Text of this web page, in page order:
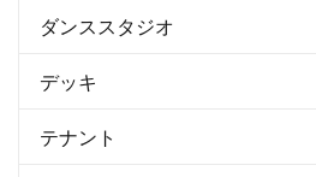
ダンススタジオ
デッキ
テナント